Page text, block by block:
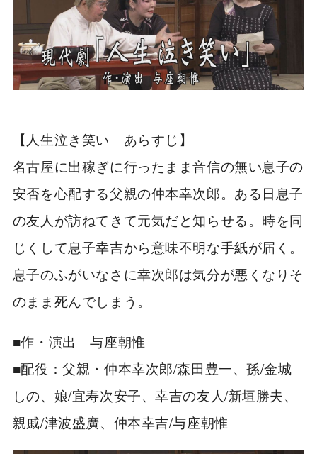
【人生泣き笑い あらすじ】
名古屋に出稼ぎに行ったまま音信の無い息子の
安否を心配する父親の仲本幸次郎。ある日息子
の友人が訪ねてきて元気だと知らせる。時を同
じくして息子幸吉から意味不明な手紙が届く。
息子のふがいなさに幸次郎は気分が悪くなりそ
のまま死んでしまう。
■作・演出 与座朝惟
■配役：父親・仲本幸次郎/森田豊一、孫/金城
しの、娘/宜寿次安子、幸吉の友人/新垣勝夫、
親戚/津波盛廣、仲本幸吉/与座朝惟